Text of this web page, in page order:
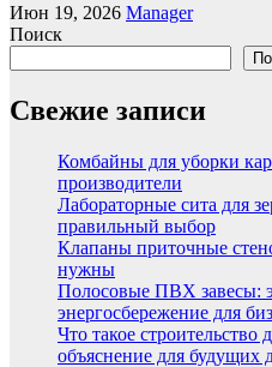
Июн 19, 2026 Manager
Поиск
Свежие записи
Комбайны для уборки
производители
Лабораторные сита для
правильный выбор
Клапаны приточные
нужны
Полосовые ПВХ завесы:
энергосбережение для
Что такое
объяснение для будущих